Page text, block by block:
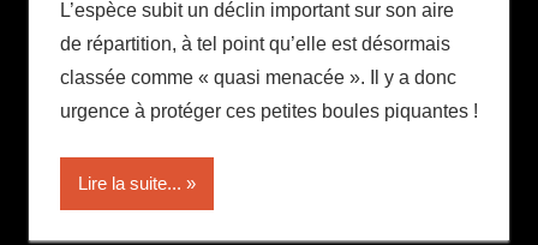
L’espèce subit un déclin important sur son aire
de répartition, à tel point qu’elle est désormais
classée comme « quasi menacée ». Il y a donc
urgence à protéger ces petites boules piquantes !
Lire la suite...